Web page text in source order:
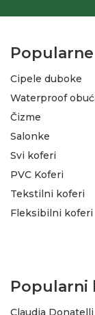
Cipele duboke
Waterproof
Čizme
Salonke
Svi koferi
PVC Koferi
Tekstilni koferi
Fleksibilni koferi
Popularni
Claudia Donatelli